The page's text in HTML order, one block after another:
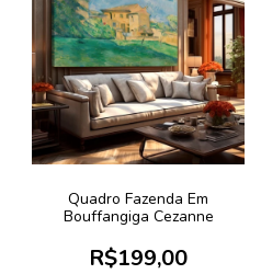
Quadro Fazenda Em
Bouffangiga Cezanne
R$199,00